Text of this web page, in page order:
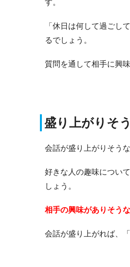
す。
「休日は何して過ごし
るでしょう。
質問を通して相手に興
盛り上がりそ
会話が盛り上がりそう
好きな人の趣味につい
しょう。
相手の興味がありそう
会話が盛り上がれば、